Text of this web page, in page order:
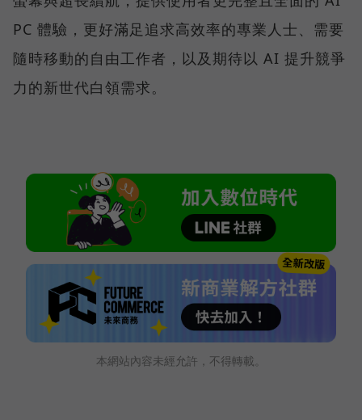
PC 體驗，更好滿足追求高效率的專業人士、需要
隨時移動的自由工作者，以及期待以 AI 提升競爭
力的新世代白領需求。
本網站內容未經允許，不得轉載。